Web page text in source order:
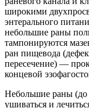
широкими
энтерального
небольшие раны
тампонируются
ран пищевода
пересечение) —
концевой
Небольшие раны (до
ушиваться и